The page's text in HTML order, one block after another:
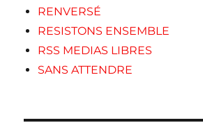
RENVERSÉ
RESISTONS ENSEMBLE
RSS MEDIAS LIBRES
SANS ATTENDRE